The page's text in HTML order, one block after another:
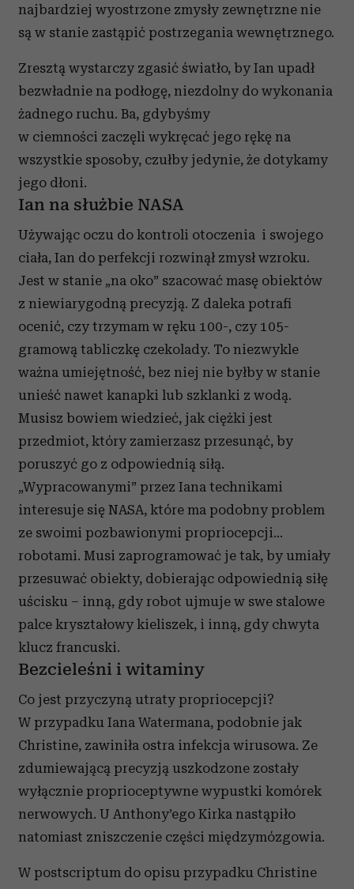
najbardziej wyostrzone zmysły zewnętrzne nie
są w stanie zastąpić postrzegania wewnętrznego.
Zresztą wystarczy zgasić światło, by Ian upadł
bezwładnie na podłogę, niezdolny do wykonania
żadnego ruchu. Ba, gdybyśmy
w ciemności zaczęli wykręcać jego rękę na
wszystkie sposoby, czułby jedynie, że dotykamy
jego dłoni.
Ian na służbie NASA
Używając oczu do kontroli otoczenia i swojego
ciała, Ian do perfekcji rozwinął zmysł wzroku.
Jest w stanie „na oko” szacować masę obiektów
z niewiarygodną precyzją. Z daleka potrafi
ocenić, czy trzymam w ręku 100-, czy 105-
gramową tabliczkę czekolady. To niezwykle
ważna umiejętność, bez niej nie byłby w stanie
unieść nawet kanapki lub szklanki z wodą.
Musisz bowiem wiedzieć, jak ciężki jest
przedmiot, który zamierzasz przesunąć, by
poruszyć go z odpowiednią siłą.
„Wypracowanymi” przez Iana technikami
interesuje się NASA, które ma podobny problem
ze swoimi pozbawionymi propriocepcji...
robotami. Musi zaprogramować je tak, by umiały
przesuwać obiekty, dobierając odpowiednią siłę
uścisku – inną, gdy robot ujmuje w swe stalowe
palce kryształowy kieliszek, i inną, gdy chwyta
klucz francuski.
Bezcieleśni i witaminy
Co jest przyczyną utraty propriocepcji?
W przypadku Iana Watermana, podobnie jak
Christine, zawiniła ostra infekcja wirusowa. Ze
zdumiewającą precyzją uszkodzone zostały
wyłącznie proprioceptywne wypustki komórek
nerwowych. U Anthony’ego Kirka nastąpiło
natomiast zniszczenie części międzymózgowia.
W postscriptum do opisu przypadku Christine